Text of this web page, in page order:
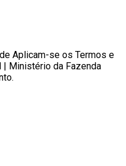
Aplicam-se os Termos e
| Ministério da Fazenda